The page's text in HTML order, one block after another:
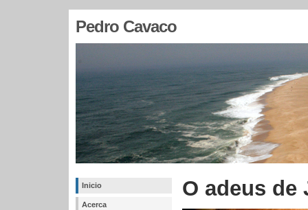
Pedro Cavaco
Inicio
Acerca
O adeus de